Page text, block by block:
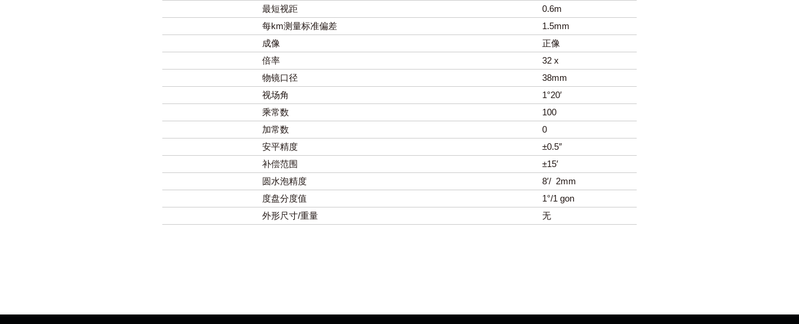
最短视距
0.6m
每km测量标准偏差
1.5mm
成像
正像
倍率
32 x
物镜口径
38mm
视场角
1°20′
乘常数
100
加常数
0
安平精度
±0.5″
补偿范围
±15′
圆水泡精度
8′/ 2mm
度盘分度值
1°/1 gon
外形尺寸/重量
无